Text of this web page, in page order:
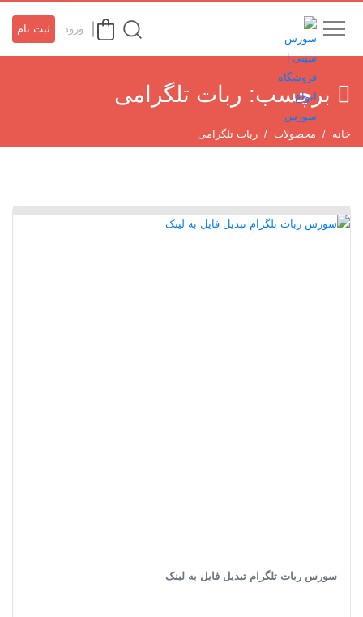
ورود ثبت نام
برچسب: ربات تلگرامی
خانه محصولات ربات تلگرامی
سورس ربات تلگرام تبدیل فایل به لینک